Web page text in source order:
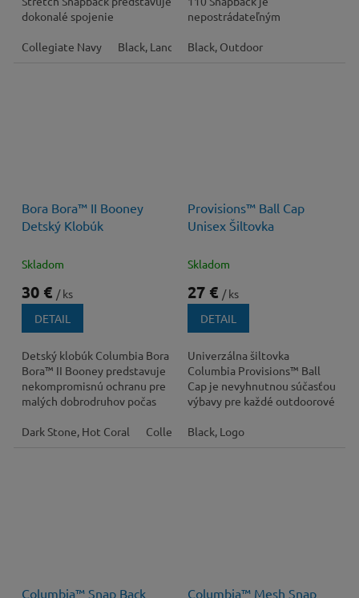
dokonalé spojenie
funkčného komfortu pre
Collegiate Navy Black, Landscape Black, Scenic Sunset
nepostrádateľným
dobrodružstvá, ktorý spája
Black, Outdoor
Bora Bora™ II Booney
Detský Klobúk
Skladom
30 € / ks
DETAIL
Detský klobúk Columbia Bora
Bora™ II Booney predstavuje
nekompromisnú ochranu pre
malých dobrodruhov počas
špičkovým...
Dark Stone, Hot Coral Collegiate Navy, Mountain Red
Provisions™ Ball Cap
Unisex Šiltovka
Skladom
27 € / ks
DETAIL
Univerzálna šiltovka
Columbia Provisions™ Ball
Cap je nevyhnutnou súčasťou
výbavy pre každé outdoorové
jesene. Ponúka...
Black, Logo
Columbia™ Snap Back
Columbia™ Mesh Snap